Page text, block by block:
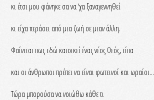
κι έτσι μου φάνηκε σα να ‘χα ξαναγεννηθεί
κι είχα περάσει από μια ζωή σε μιαν άλλη.
Φαίνεται πως εδώ κατοικεί ένας νέος θεός, είπα
και οι άνθρωποι πρέπει να είναι φωτεινοί και ωραίοι...
Τώρα μπορούσα να νοιώθω κάθε τι